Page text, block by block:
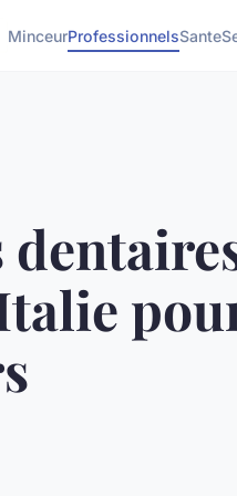
MinceurProfessionnelsSante